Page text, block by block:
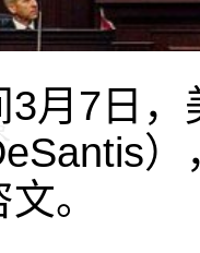
7日，
。